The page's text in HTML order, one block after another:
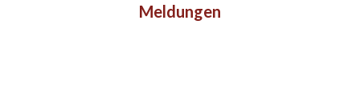
Meldungen